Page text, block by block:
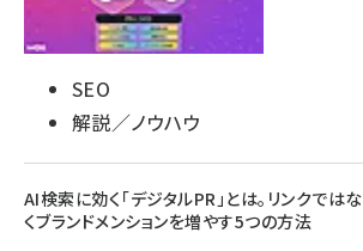
SEO
解説／ノウハウ
AI検索に効く「デジタルPR」とは。リンクではな
くブランドメンションを増やす5つの方法